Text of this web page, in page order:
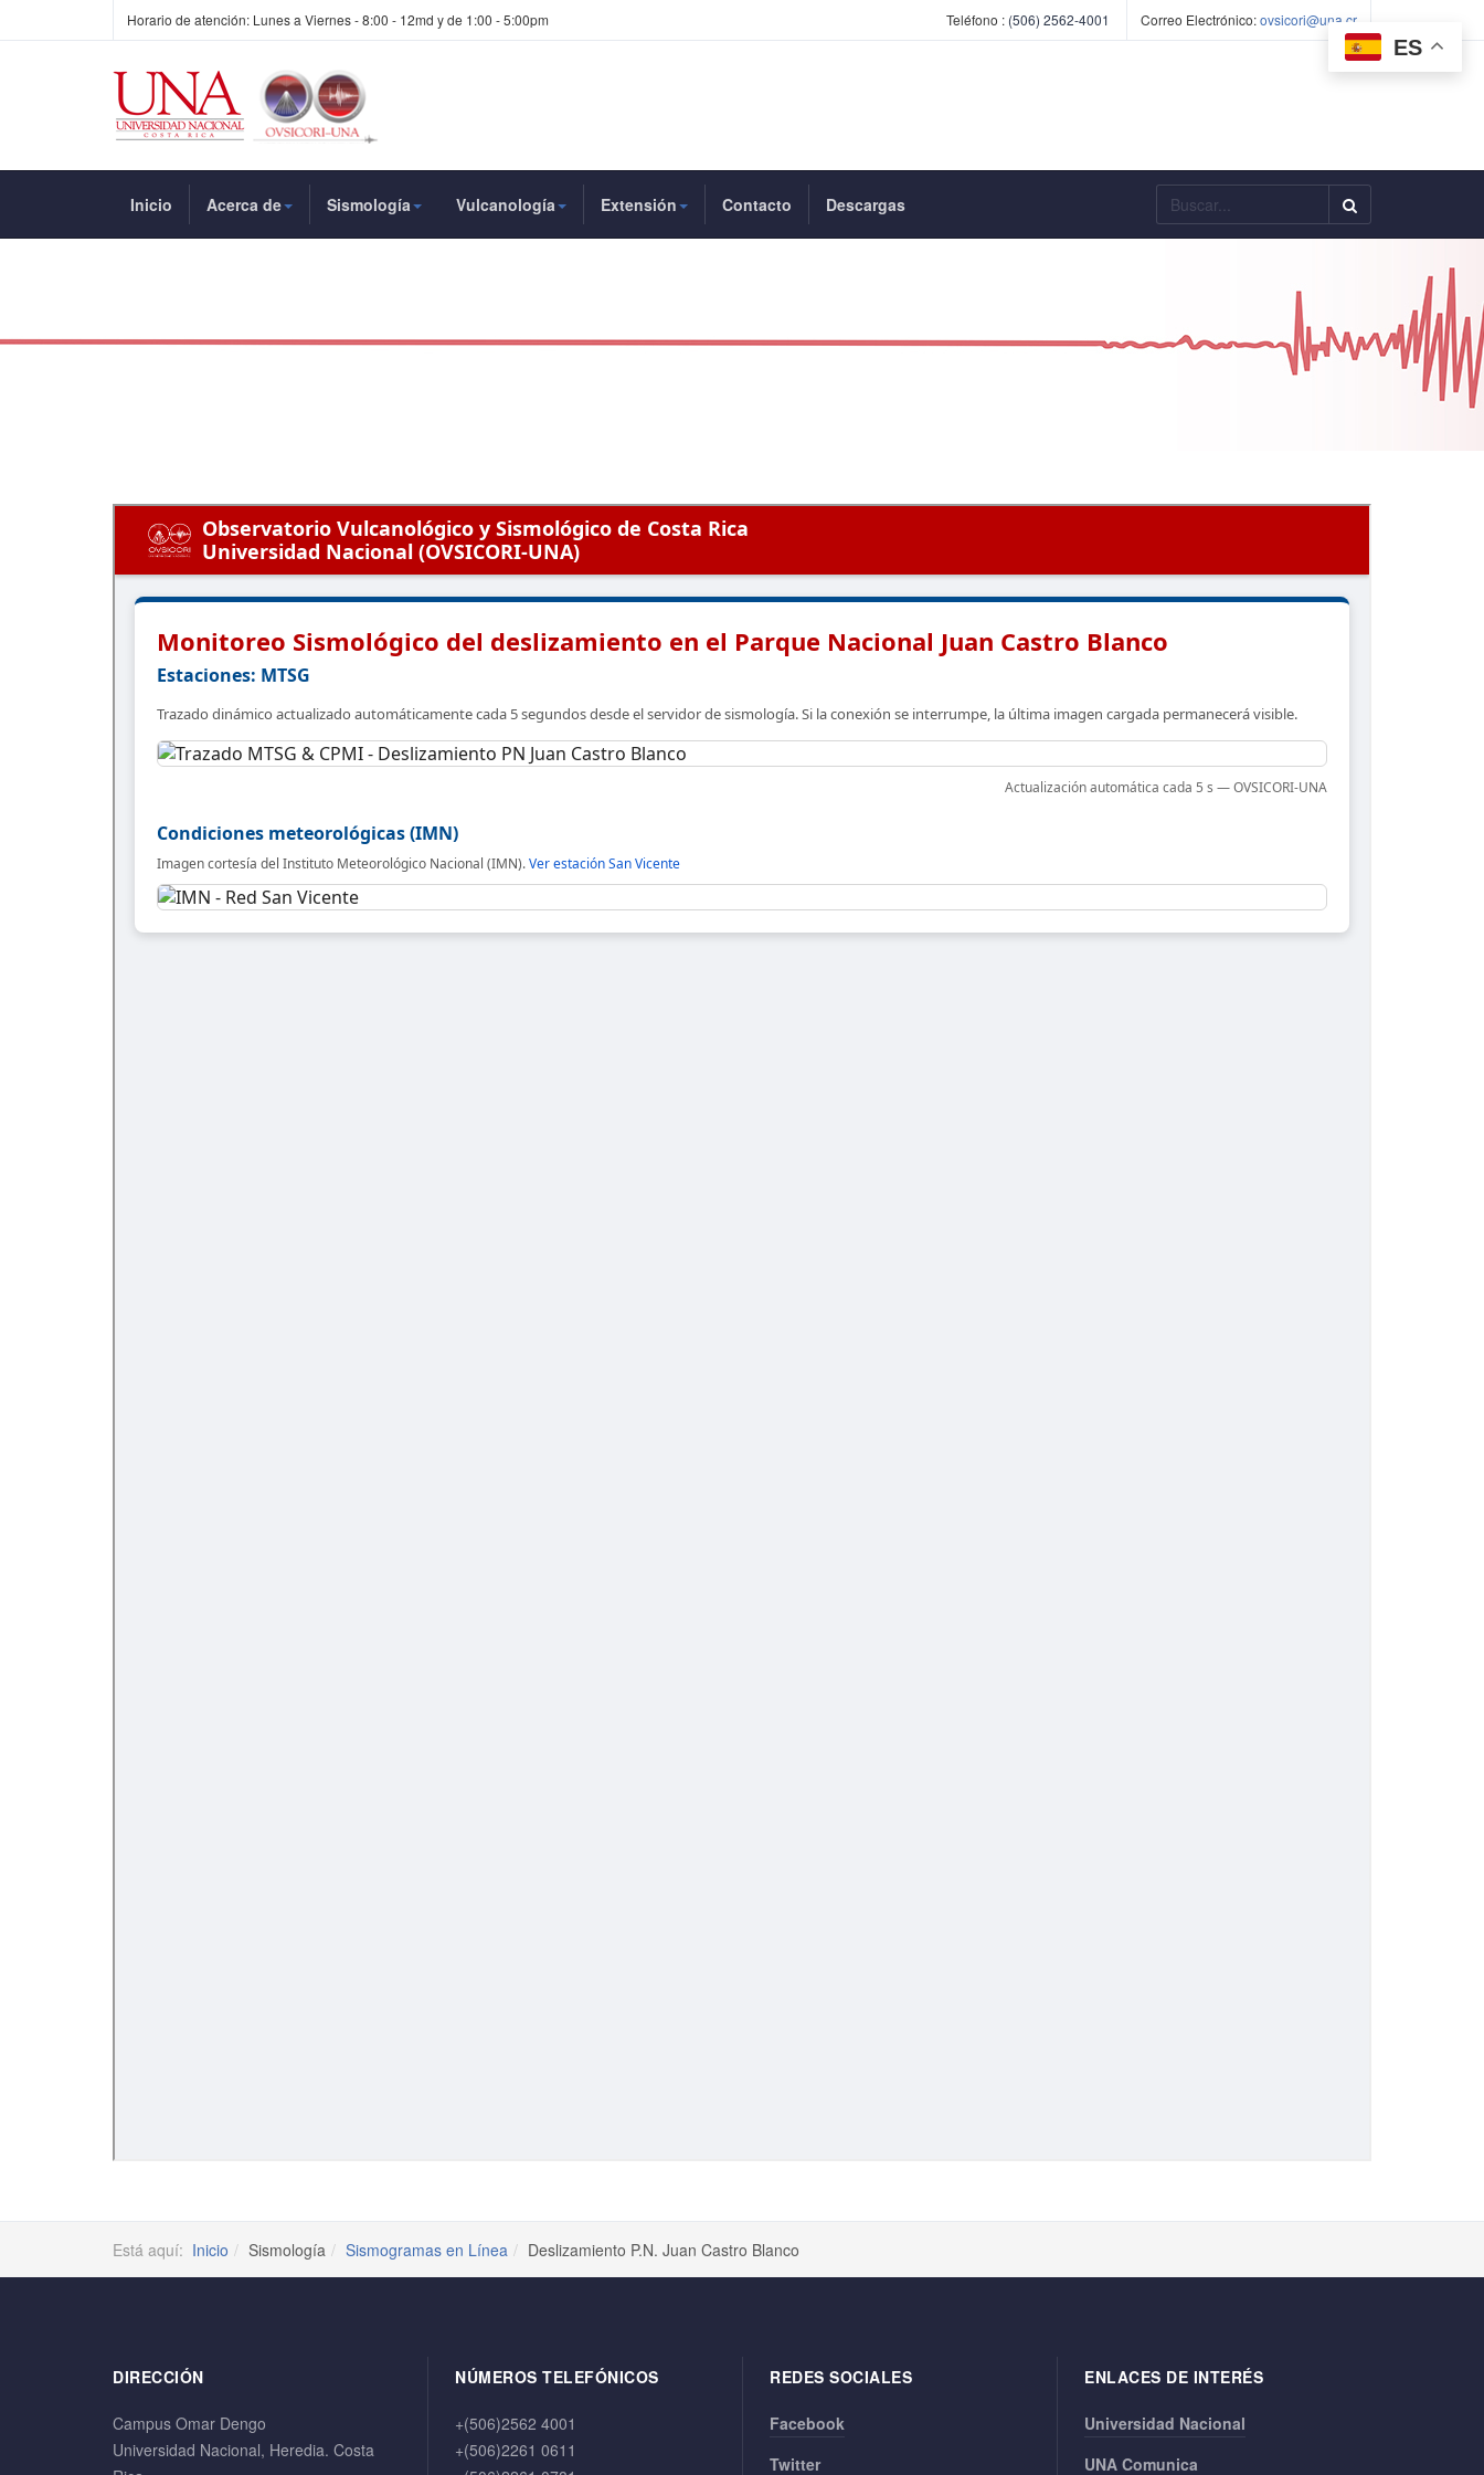
Horario de atención: Lunes a Viernes - 8:00 - 12md y de 1:00 - 5:00pm Teléfono : (506) 2562-4001 Correo Electrónico:ovsicori@una.cr
ES
Inicio Acerca de Sismología Vulcanología Extensión Contacto Descargas Buscar...
Está aquí: Inicio Sismología Sismogramas en Línea Deslizamiento P.N. Juan Castro Blanco
DIRECCIÓN
Campus Omar Dengo
Universidad Nacional, Heredia. Costa
NÚMEROS TELEFÓNICOS
+(506)2562 4001
+(506)2261 0611
REDES SOCIALES
Facebook
Twitter
ENLACES DE INTERÉS
Universidad Nacional
UNA Comunica